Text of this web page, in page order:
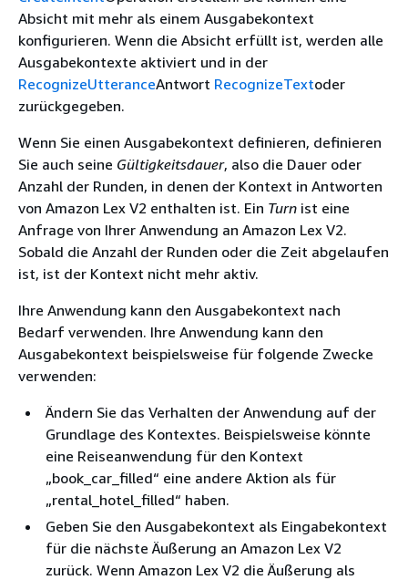
Absicht mit mehr als einem Ausgabekontext
konfigurieren. Wenn die Absicht erfüllt ist, werden alle
Ausgabekontexte aktiviert und in der
RecognizeUtteranceAntwort RecognizeTextoder
zurückgegeben.
Wenn Sie einen Ausgabekontext definieren, definieren
Sie auch seine Gültigkeitsdauer, also die Dauer oder
Anzahl der Runden, in denen der Kontext in Antworten
von Amazon Lex V2 enthalten ist. Ein Turn ist eine
Anfrage von Ihrer Anwendung an Amazon Lex V2.
Sobald die Anzahl der Runden oder die Zeit abgelaufen
ist, ist der Kontext nicht mehr aktiv.
Ihre Anwendung kann den Ausgabekontext nach
Bedarf verwenden. Ihre Anwendung kann den
Ausgabekontext beispielsweise für folgende Zwecke
verwenden:
Ändern Sie das Verhalten der Anwendung auf der
Grundlage des Kontextes. Beispielsweise könnte
eine Reiseanwendung für den Kontext
„book_car_filled“ eine andere Aktion als für
„rental_hotel_filled“ haben.
Geben Sie den Ausgabekontext als Eingabekontext
für die nächste Äußerung an Amazon Lex V2
zurück. Wenn Amazon Lex V2 die Äußerung als